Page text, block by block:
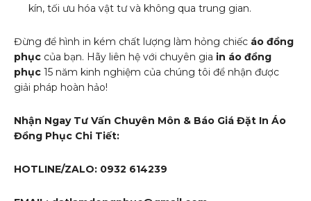
kín, tối ưu hóa vật tư và không qua trung gian.
Đừng để hình in kém chất lượng làm hỏng chiếc áo đồng
phục của bạn. Hãy liên hệ với chuyên gia in áo đồng
phục 15 năm kinh nghiệm của chúng tôi để nhận được
giải pháp hoàn hảo!
Nhận Ngay Tư Vấn Chuyên Môn & Báo Giá Đặt In Áo
Đồng Phục Chi Tiết:
HOTLINE/ZALO: 0932 614239